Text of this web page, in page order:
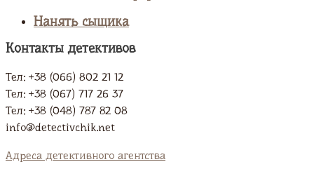
Нанять сыщика
Контакты детективов
Тел: +38 (066) 802 21 12
Тел: +38 (067) 717 26 37
Тел: +38 (048) 787 82 08
info@detectivchik.net
Адреса детективного агентства